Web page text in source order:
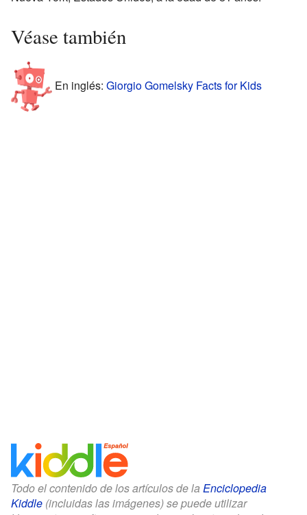
Véase también
En inglés: Giorgio Gomelsky Facts for Kids
Todo el contenido de los artículos de la Enciclopedia
Kiddle (incluidas las imágenes) se puede utilizar